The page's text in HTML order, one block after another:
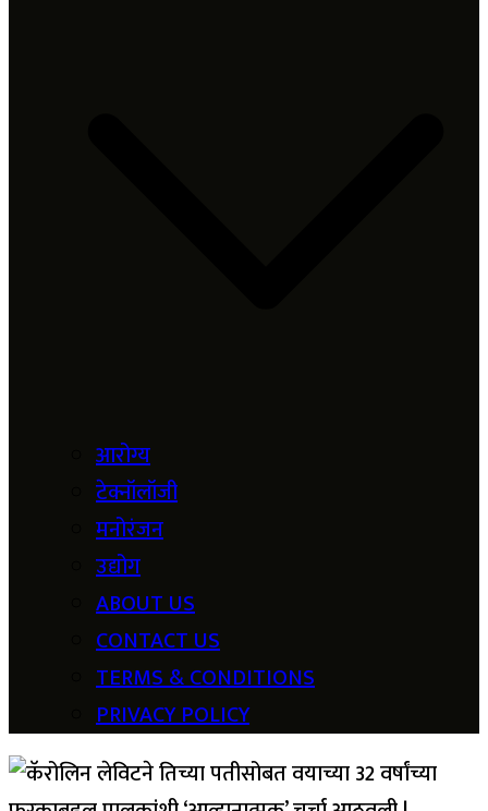
आरोग्य
टेक्नॉलॉजी
मनोरंजन
उद्योग
ABOUT US
CONTACT US
TERMS & CONDITIONS
PRIVACY POLICY